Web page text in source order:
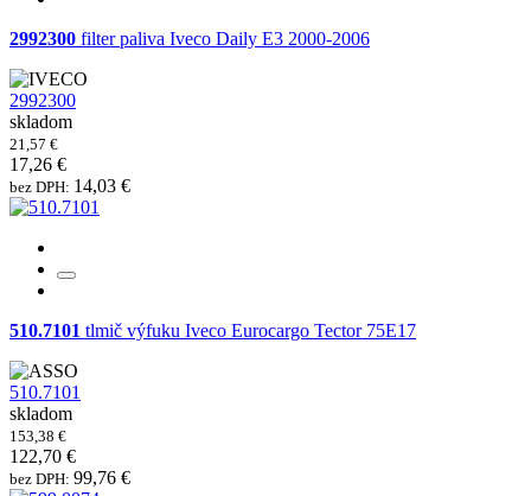
2992300 filter paliva Iveco Daily E3 2000-2006
2992300
skladom
21,57 €
17,26 €
bez DPH: 14,03 €
510.7101 tlmič výfuku Iveco Eurocargo Tector 75E17
510.7101
skladom
153,38 €
122,70 €
bez DPH: 99,76 €